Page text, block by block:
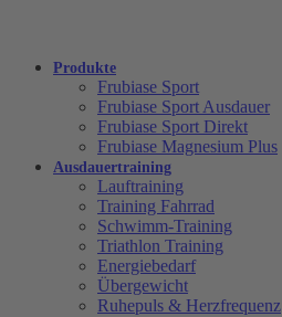
Produkte
Frubiase Sport
Frubiase Sport Ausdauer
Frubiase Sport Direkt
Frubiase Magnesium Plus
Ausdauertraining
Lauftraining
Training Fahrrad
Schwimm-Training
Triathlon Training
Energiebedarf
Übergewicht
Ruhepuls & Herzfrequenz